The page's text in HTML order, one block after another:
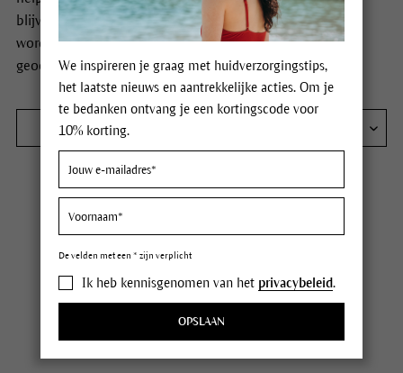
blijven. Extra bijzonder: de heilzame planten die gebruikt
worden voor de producten worden het liefst in eigen tuin
geoogst.
FILTER
We inspireren je graag met huidverzorgingstips,
het laatste nieuws en aantrekkelijke acties. Om je
te bedanken ontvang je een kortingscode voor
10% korting.
De velden met een * zijn verplicht
Ik heb kennisgenomen van het privacybeleid.
OPSLAAN